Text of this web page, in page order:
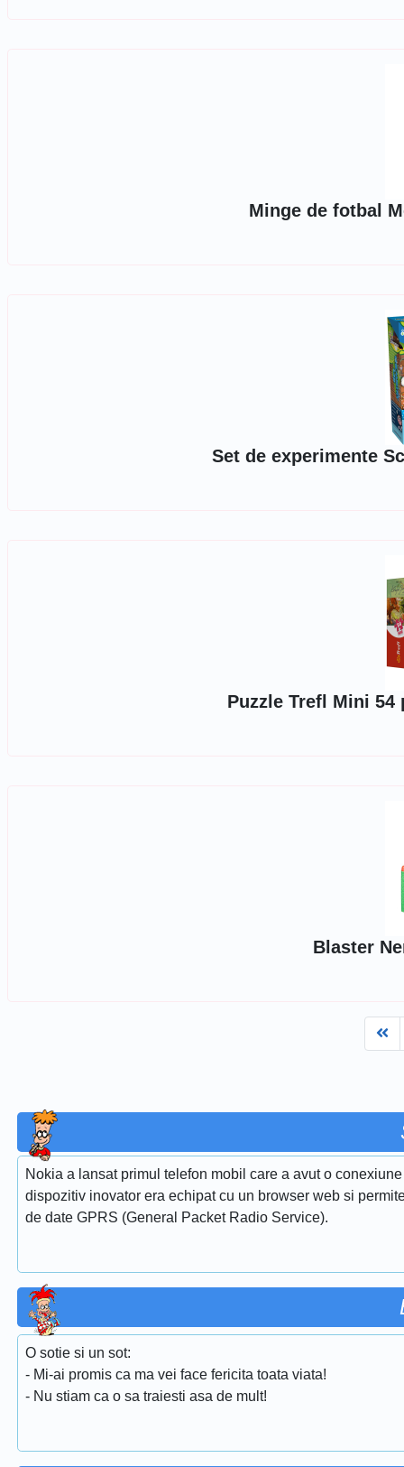
Minge de fotbal
Set de experimente
Puzzle Trefl Mini
Blaster
Nokia a lansat primul telefon mobil care a avut o
dispozitiv inovator era echipat cu un browser web si
de date GPRS (General Packet Radio Service).
O sotie si un sot:
- Mi-ai promis ca ma vei face fericita toata viata!
- Nu stiam ca o sa traiesti asa de mult!